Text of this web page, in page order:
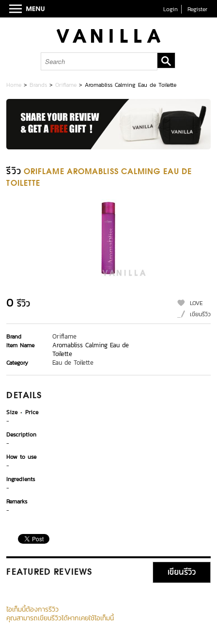
Login Register
Home > Brands > Oriflame >Aromabliss Calming Eau de Toilette
รีวิว ORIFLAME AROMABLISS CALMING EAU DE
TOILETTE
0 รีวิว
LOVE
เขียนรีวิว
Brand Oriflame
Item Name
Aromabliss Calming Eau de
Toilette
Category Eau de Toilette
DETAILS
Size
Price
-
Description
-
How to use
-
Ingredients
-
Remarks
-
FEATURED REVIEWS เขียนรีวิว
ไอเท็มนี้ต้องการรีวิว
คุณสามารถเขียนรีวิวได้หากเคยใช้ไอเท็มนี้